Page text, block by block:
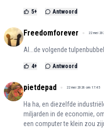
5+ Antwoord
Freedomforever 22 mei
AI...de volgende
4+ Antwoord
pietdepad 22 mei 2026 om 17:45
Ha ha, en diezelfde
miljarden in de economie,
een computer te klein zou